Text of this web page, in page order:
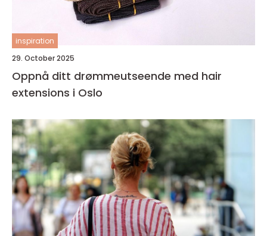
inspiration
29. October 2025
Oppnå ditt drømmeutseende med hair
extensions i Oslo